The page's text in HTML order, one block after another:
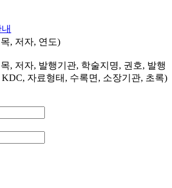
, 저자, 연도)
, 저자, 발행기관, 학술지명, 권호, 발행
자료형태, 수록면, 소장기관, 초록)